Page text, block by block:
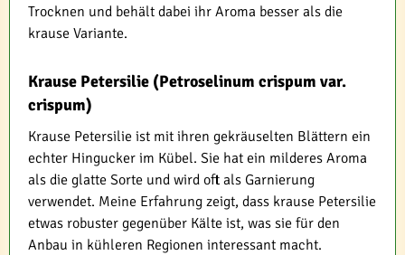
Trocknen und behält dabei ihr Aroma besser als die
krause Variante.
Krause Petersilie (Petroselinum crispum var.
crispum)
Krause Petersilie ist mit ihren gekräuselten Blättern ein
echter Hingucker im Kübel. Sie hat ein milderes Aroma
als die glatte Sorte und wird oft als Garnierung
verwendet. Meine Erfahrung zeigt, dass krause Petersilie
etwas robuster gegenüber Kälte ist, was sie für den
Anbau in kühleren Regionen interessant macht.